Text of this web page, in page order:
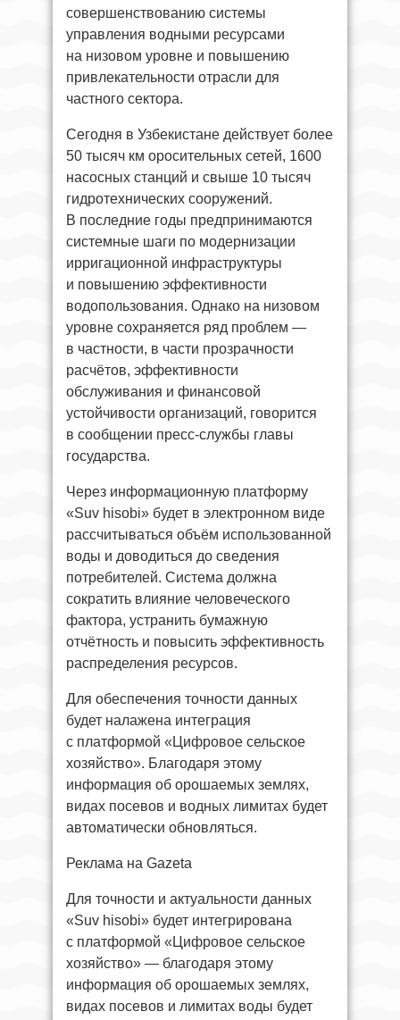
совершенствованию системы
управления водными ресурсами
на низовом уровне и повышению
привлекательности отрасли для
частного сектора.
Сегодня в Узбекистане действует более
50 тысяч км оросительных сетей, 1600
насосных станций и свыше 10 тысяч
гидротехнических сооружений.
В последние годы предпринимаются
системные шаги по модернизации
ирригационной инфраструктуры
и повышению эффективности
водопользования. Однако на низовом
уровне сохраняется ряд проблем —
в частности, в части прозрачности
расчётов, эффективности
обслуживания и финансовой
устойчивости организаций, говорится
в сообщении пресс-службы главы
государства.
Через информационную платформу
«Suv hisobi» будет в электронном виде
рассчитываться объём использованной
воды и доводиться до сведения
потребителей. Система должна
сократить влияние человеческого
фактора, устранить бумажную
отчётность и повысить эффективность
распределения ресурсов.
Для обеспечения точности данных
будет налажена интеграция
с платформой «Цифровое сельское
хозяйство». Благодаря этому
информация об орошаемых землях,
видах посевов и водных лимитах будет
автоматически обновляться.
Реклама на Gazeta
Для точности и актуальности данных
«Suv hisobi» будет интегрирована
с платформой «Цифровое сельское
хозяйство» — благодаря этому
информация об орошаемых землях,
видах посевов и лимитах воды будет